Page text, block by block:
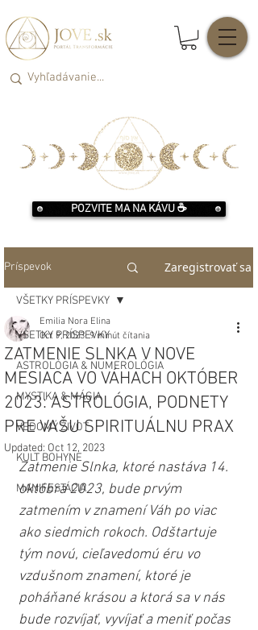
POZVITE MA NA KÁVU ☕️
Príspevok Zaregistrovať sa
VŠETKY PRÍSPEVKY
ASTROLÓGIA & NUMEROLÓGIA
MYSTIKA & MÁGIA
VEDOMÝ ŽIVOT
KULT BOHYNE
MANIFESTÁCIA
VŠETKY PRÍSPEVKY
ZATMENIE SLNKA V NOVE
MESIACA VO VÁHACH OKTÓBER
2023: ASTROLÓGIA, PODNETY
PRE VAŠU SPIRITUÁLNU PRAX
Emilia Nora Elina
Oct 9, 2023 9 minút čítania
Updated: Oct 12, 2023
Zatmenie Slnka, ktoré nastáva 14.
októbra 2023, bude prvým
zatmením v znamení Váh po viac
ako siedmich rokoch. Odštartuje
tým novú, cieľavedomú éru vo
vzdušnom znamení, ktoré je
poháňané krásou a ktorá sa v nás
bude rozvíjať, vyvíjať a meniť počas